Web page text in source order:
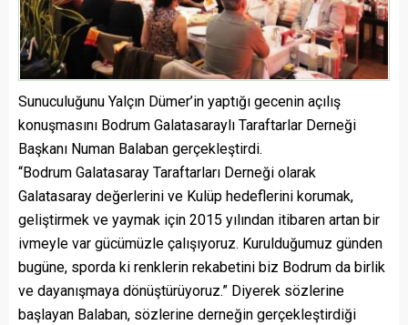
Sunuculuğunu Yalçın Dümer’in yaptığı gecenin açılış
konuşmasını Bodrum Galatasaraylı Taraftarlar Derneği
Başkanı Numan Balaban gerçekleştirdi.
“Bodrum Galatasaray Taraftarları Derneği olarak
Galatasaray değerlerini ve Kulüp hedeflerini korumak,
geliştirmek ve yaymak için 2015 yılından itibaren artan bir
ivmeyle var gücümüzle çalışıyoruz. Kurulduğumuz günden
bugüne, sporda ki renklerin rekabetini biz Bodrum da birlik
ve dayanışmaya dönüştürüyoruz.” Diyerek sözlerine
başlayan Balaban, sözlerine derneğin gerçekleştirdiği